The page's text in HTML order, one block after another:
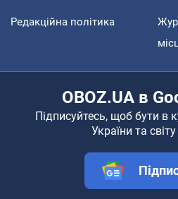
Редакційна політика
OBOZ.UA в
Підписуйтесь, щоб бути в
України та